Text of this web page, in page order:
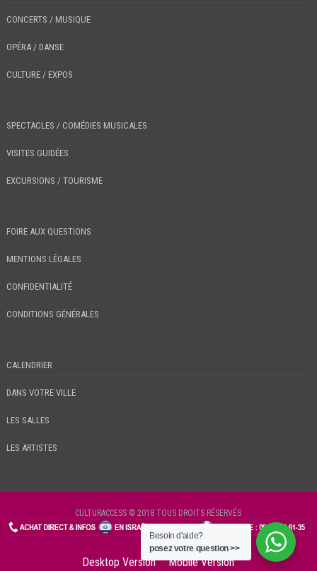
CONCERTS / MUSIQUE
OPÉRA / DANSE
CULTURE / EXPOS
SPECTACLES / COMÉDIES MUSICALES
VISITES GUIDÉES
EXCURSIONS / TOURISME
FOIRE AUX QUESTIONS
MENTIONS LÉGALES
CONFIDENTIALITÉ
CONDITIONS GÉNÉRALES
CALENDRIER
DANS VOTRE VILLE
LES SALLES
LES ARTISTES
CULTURACCESS © 2018 TOUS DROITS RÉSERVÉS
CHECKIN
Desktop Version Mobile Version
Besoin d'aide?
posez votre question >>